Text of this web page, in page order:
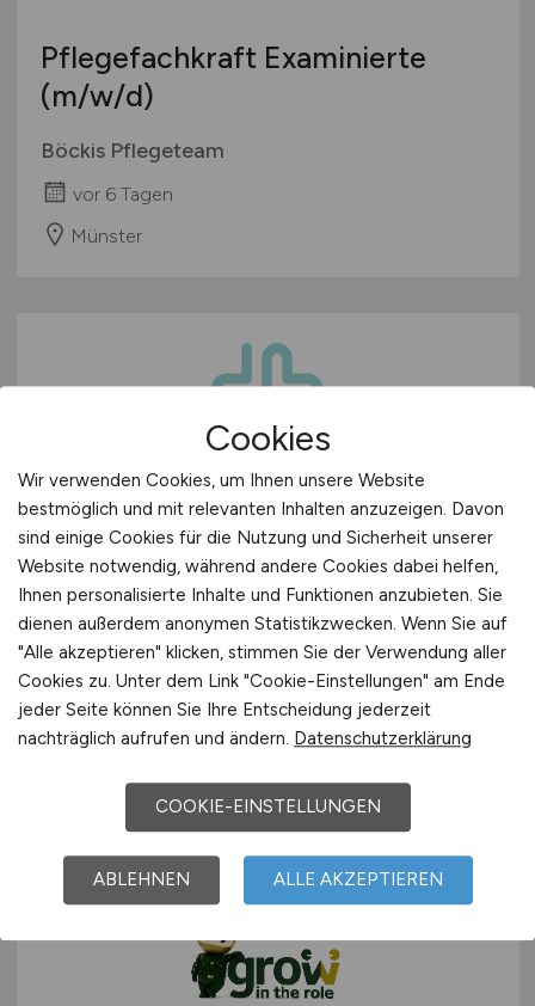
Pflegefachkraft Examinierte
(m/w/d)
Böckis Pflegeteam
vor 6 Tagen
Münster
Pflegefachkraft / Gesundheits-
und Krankenpfleger /
Altenpfleger(m/w/d)– bis zu
4.550 € + Zulagen
Pacura med GmbH
01.08.2026
Hagen, Hamm, Osnabrück, Paderborn
Cookies
Wir verwenden Cookies, um Ihnen unsere Website
bestmöglich und mit relevanten Inhalten anzuzeigen. Davon
sind einige Cookies für die Nutzung und Sicherheit unserer
Website notwendig, während andere Cookies dabei helfen,
Ihnen personalisierte Inhalte und Funktionen anzubieten. Sie
dienen außerdem anonymen Statistikzwecken. Wenn Sie auf
"Alle akzeptieren" klicken, stimmen Sie der Verwendung aller
Cookies zu. Unter dem Link "Cookie-Einstellungen" am Ende
jeder Seite können Sie Ihre Entscheidung jederzeit
nachträglich aufrufen und ändern. Datenschutzerklärung
COOKIE-EINSTELLUNGEN
ABLEHNEN ALLE AKZEPTIEREN